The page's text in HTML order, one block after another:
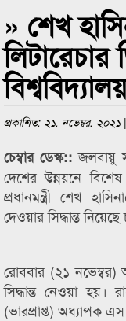
পুরস্কার বিতরণ সম্পন্ন
» শেখ
লিটারেচার
বিশ্ববিদ্যালয়
প্রকাশিত: ২১. নভেম্বর. ২০২১
চেম্বার ডেস্ক::জলবায়ু
দেশের উন্নয়নে
প্রধানমন্ত্রী শেখ
দেওয়ার সিদ্ধান্ত
রোববার (২১
সিদ্ধান্ত নেওয়া হয়।
(ভারপ্রাপ্ত) অধ্যাপক